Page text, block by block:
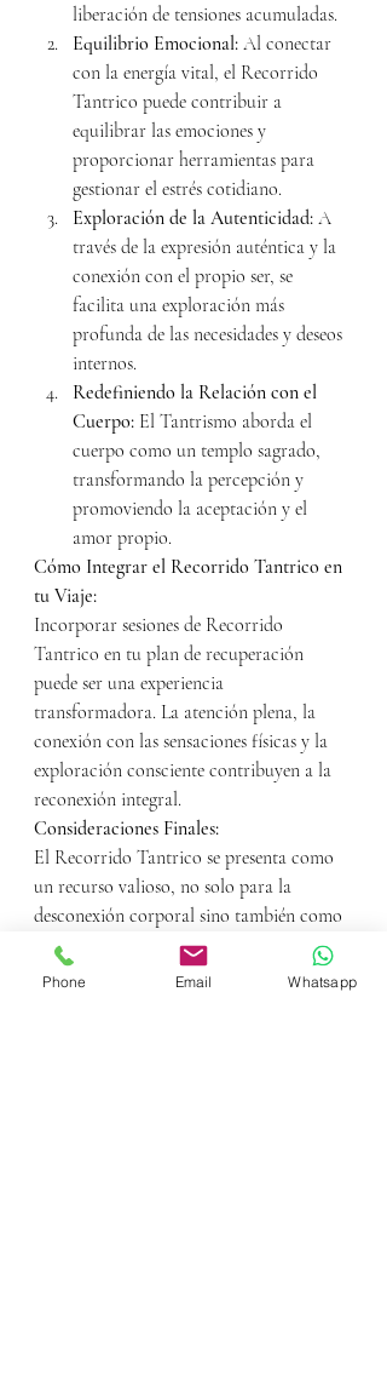
liberación de tensiones acumuladas.
Equilibrio Emocional: Al conectar
con la energía vital, el Recorrido
Tantrico puede contribuir a
equilibrar las emociones y
proporcionar herramientas para
gestionar el estrés cotidiano.
Exploración de la Autenticidad: A
través de la expresión auténtica y la
conexión con el propio ser, se
facilita una exploración más
profunda de las necesidades y deseos
internos.
Redefiniendo la Relación con el
Cuerpo: El Tantrismo aborda el
cuerpo como un templo sagrado,
transformando la percepción y
promoviendo la aceptación y el
amor propio.
Cómo Integrar el Recorrido Tantrico en
tu Viaje:
Incorporar sesiones de Recorrido
Tantrico en tu plan de recuperación
puede ser una experiencia
transformadora. La atención plena, la
conexión con las sensaciones físicas y la
exploración consciente contribuyen a la
reconexión integral.
Consideraciones Finales:
El Recorrido Tantrico se presenta como
un recurso valioso, no solo para la
desconexión corporal sino también como
un medio para descubrir nuevas
dimensiones de bienestar. Como siempre,
Phone Email Whatsapp